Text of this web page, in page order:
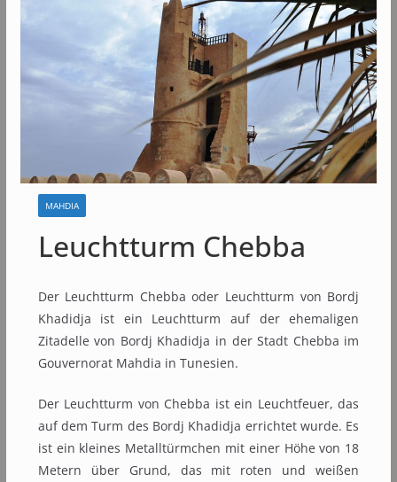
MAHDIA
Leuchtturm Chebba
Der Leuchtturm Chebba oder Leuchtturm von Bordj
Khadidja ist ein Leuchtturm auf der ehemaligen
Zitadelle von Bordj Khadidja in der Stadt Chebba im
Gouvernorat Mahdia in Tunesien.
Der Leuchtturm von Chebba ist ein Leuchtfeuer, das
auf dem Turm des Bordj Khadidja errichtet wurde. Es
ist ein kleines Metalltürmchen mit einer Höhe von 18
Metern über Grund, das mit roten und weißen